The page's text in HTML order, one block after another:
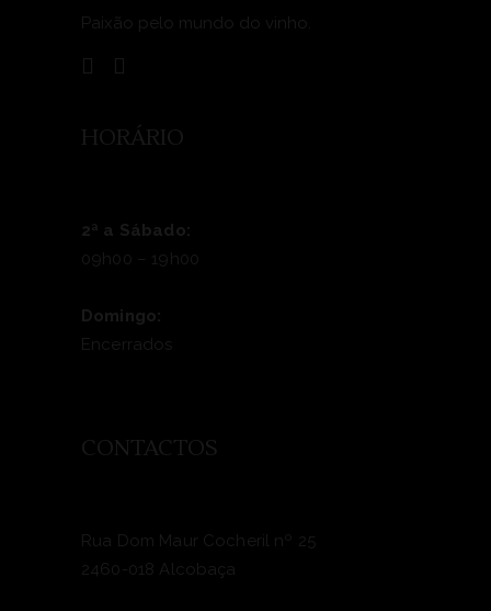
Paixão pelo mundo do vinho.
HORÁRIO
2ª a Sábado:
09h00 – 19h00
Domingo:
Encerrados
CONTACTOS
Rua Dom Maur Cocheril nº 25
2460-018 Alcobaça